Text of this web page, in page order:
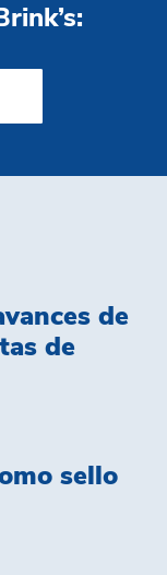
de
de
sello